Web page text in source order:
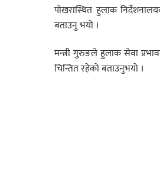
पोखरास्थित हुलाक
बताउनु भयो ।
मन्त्री गुरुङले हुलाक सेवा
चिन्तित रहेको बताउनुभयो ।